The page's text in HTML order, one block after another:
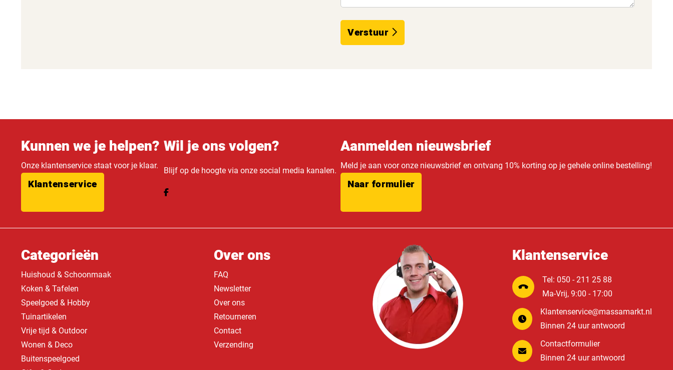
Verstuur
Kunnen we je helpen?
Onze klantenservice staat voor je klaar.
Klantenservice
Wil je ons volgen?
Blijf op de hoogte via onze social media kanalen.
Aanmelden nieuwsbrief
Meld je aan voor onze nieuwsbrief en ontvang 10% korting op je gehele online bestelling!
Naar formulier
Categorieën
Huishoud & Schoonmaak
Koken & Tafelen
Speelgoed & Hobby
Tuinartikelen
Vrije tijd & Outdoor
Wonen & Deco
Buitenspeelgoed
Over ons
FAQ
Newsletter
Over ons
Retourneren
Contact
Verzending
Klantenservice
Tel: 050 - 211 25 88
Ma-Vrij, 9:00 - 17:00
Klantenservice@massamarkt.nl
Binnen 24 uur antwoord
Contactformulier
Binnen 24 uur antwoord